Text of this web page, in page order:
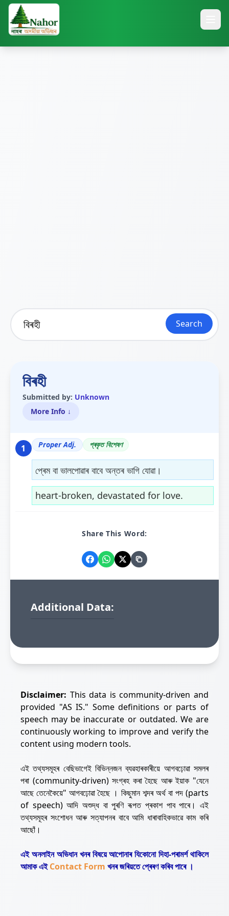
Search
বিৰহী
Submitted by: Unknown
More Info ↓
1 Proper Adj. প্ৰকৃত বিশেষণ
প্ৰেম বা ভালপোৱাৰ বাবে অন্তৰ ভাগি যোৱা।
heart-broken, devastated for love.
Share This Word:
Additional Data:
Disclaimer: This data is community-driven and
provided "AS IS." Some definitions or parts of
speech may be inaccurate or outdated. We are
continuously working to improve and verify the
content using modern tools.
এই তথ্যসমূহৰ বেছিভাগেই বিভিন্নজন ব্যৱহাৰকাৰীয়ে আগবঢ়োৱা সমলৰ
পৰা (community-driven) সংগ্ৰহ কৰা হৈছে আৰু ইয়াক "যেনে
আছে তেনেকৈয়ে" আগবঢ়োৱা হৈছে । কিছুমান শব্দৰ অৰ্থ বা পদ (parts
of speech) আদি অশুদ্ধ বা পুৰণি ৰূপত প্ৰকাশ পাব পাৰে। এই
তথ্যসমূহৰ সংশোধন আৰু সত্যাপনৰ বাবে আমি ধাৰাবাহিকভাৱে কাম কৰি
আছোঁ।
এই অনলাইন অভিধান খনৰ বিষয়ে আপোনাৰ যিকোনো দিহা-পৰামৰ্শ থাকিলে
আমাক এইContact Form খনৰ জৰিয়তে প্ৰেৰণ কৰিব পাৰে ।